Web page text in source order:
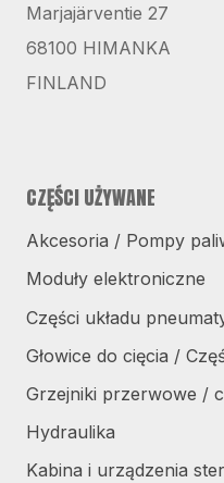
Marjajärventie 27
68100 HIMANKA
FINLAND
CZĘŚCI UŻYWANE
Akcesoria / Pompy
Moduły elektroniczne
Części układu
Głowice do cięcia /
Grzejniki przerwowe /
Hydraulika
Kabina i urządzenia